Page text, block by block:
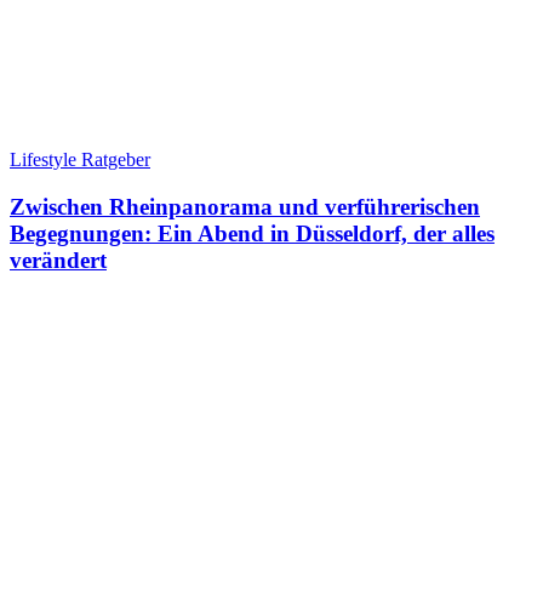
Lifestyle Ratgeber
Zwischen Rheinpanorama und verführerischen
Begegnungen: Ein Abend in Düsseldorf, der alles
verändert